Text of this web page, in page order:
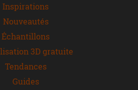
Inspirations
Nouveautés
Échantillons
3D gratuite
Tendances
Guides